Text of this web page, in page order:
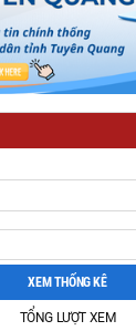
XEM THỐNG KÊ
TỔNG LƯỢT XEM